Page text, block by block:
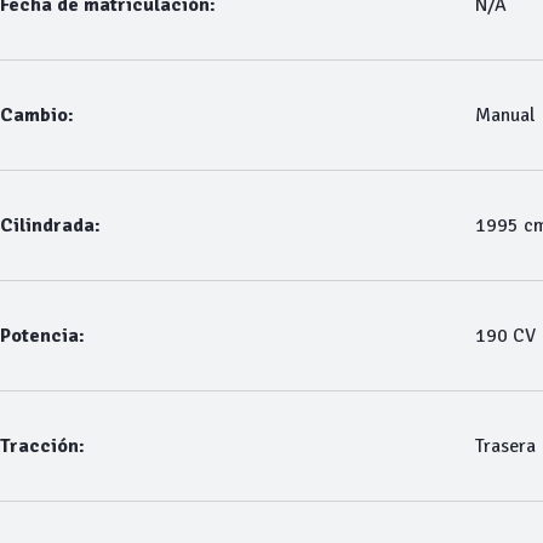
Fecha de matriculación: N/A
Cambio: Manual
Cilindrada: 1995
Potencia: 190 CV
Tracción: Trasera